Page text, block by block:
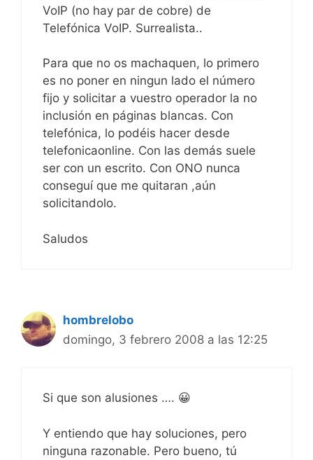
VoIP (no hay par de cobre) de
Telefónica VoIP. Surrealista..
Para que no os machaquen, lo primero
es no poner en ningun lado el número
fijo y solicitar a vuestro operador la no
inclusión en páginas blancas. Con
telefónica, lo podéis hacer desde
telefonicaonline. Con las demás suele
ser con un escrito. Con ONO nunca
conseguí que me quitaran ,aún
solicitandolo.
Saludos
hombrelobo
domingo, 3 febrero 2008 a las 12:25
Si que son alusiones …. 😀
Y entiendo que hay soluciones, pero
ninguna razonable. Pero bueno, tú